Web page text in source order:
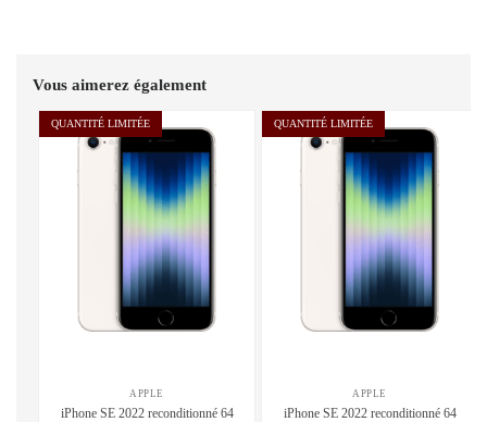
Vous aimerez également
QUANTITÉ LIMITÉE
APPLE
iPhone SE 2022 reconditionné 64
QUANTITÉ LIMITÉE
APPLE
iPhone SE 2022 reconditionné 64